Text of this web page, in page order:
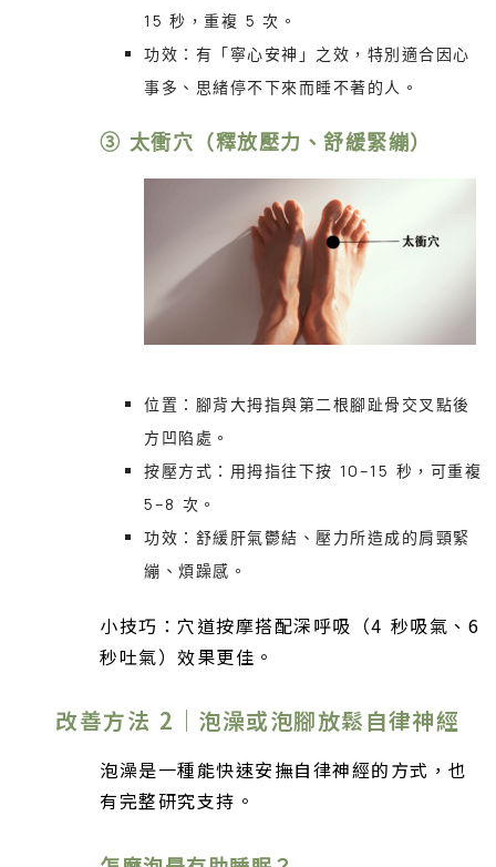
15 秒，重複 5 次。
功效：有「寧心安神」之效，特別適合因心
事多、思緒停不下來而睡不著的人。
③ 太衝穴（釋放壓力、舒緩緊繃）
位置：腳背大拇指與第二根腳趾骨交叉點後
方凹陷處。
按壓方式：用拇指往下按 10–15 秒，可重複
5–8 次。
功效：舒緩肝氣鬱結、壓力所造成的肩頸緊
繃、煩躁感。
小技巧：穴道按摩搭配深呼吸（4 秒吸氣、6
秒吐氣）效果更佳。
改善方法 2｜泡澡或泡腳放鬆自律神經
泡澡是一種能快速安撫自律神經的方式，也
有完整研究支持。